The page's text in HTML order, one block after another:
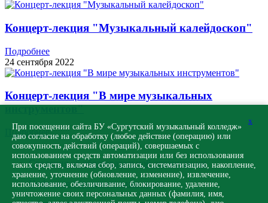
Концерт-лекция "Музыкальный калейдоскоп"
Подробнее
24 сентября 2022
Концерт-лекция "В мире музыкальных
инструментов"
Подробнее
Сведения об образовательной организации
Цифровая образовательная среда
x
При посещении сайта БУ «Сургутский музыкальный колледж»
даю согласие на обработку (любое действие (операцию) или
совокупность действий (операций), совершаемых с
использованием средств автоматизации или без использования
таких средств, включая сбор, запись, систематизацию, накопление,
хранение, уточнение (обновление, изменение), извлечение,
использование, обезличивание, блокирование, удаление,
уничтожение своих персональных данных (фамилия, имя,